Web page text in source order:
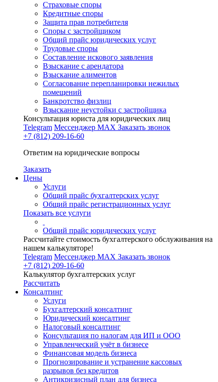
Страховые споры
Кредитные споры
Защита прав потребителя
Споры с застройщиком
Общий прайс юридических услуг
Трудовые споры
Составление искового заявления
Взыскание с арендатора
Взыскание алиментов
Cогласование перепланировки нежилых
помещений
Банкротство физлиц
Взыскание неустойки с застройщика
Консультация юриста для юридических лиц
Telegram Мессенджер MAX Заказать звонок
+7 (812) 209-16-60
Ответим на юридические вопросы
Заказать
Цены
Услуги
Общий прайс бухгалтерских услуг
Общий прайс регистрационных услуг
Показать все услуги
Общий прайс юридических услуг
Рассчитайте стоимость бухгалтерского обслуживания на
нашем калькуляторе!
Telegram Мессенджер MAX Заказать звонок
+7 (812) 209-16-60
Калькулятор бухгалтерских услуг
Рассчитать
Консалтинг
Услуги
Бухгалтерский консалтинг
Юридический консалтинг
Налоговый консалтинг
Консультация по налогам для ИП и ООО
Управленческий учёт в бизнесе
Финансовая модель бизнеса
Прогнозирование и устранение кассовых
разрывов без кредитов
Антикризисный план для бизнеса